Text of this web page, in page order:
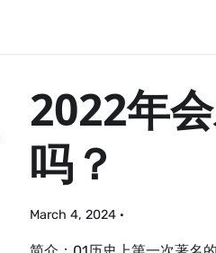
2022年
吗？
March 4, 2024 ·